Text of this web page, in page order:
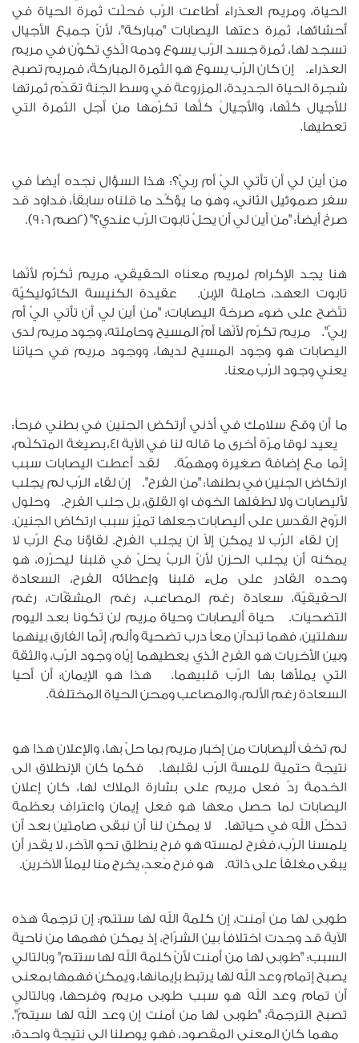
الحياة، ومريم العذراء أطاعت الرّب فحلّت ثمرة الحياة في
أحشائها، ثمرة دعتها اليصابات "مباركة"، لأنّ جميع الأجيال
تسجد لها، ثمرة جسد الرّب يسوع ودمه الّذي تكوّن في مريم
العذراء. إن كان الرّب يسوع هو الثمرة المباركة، فمريم تصبح
شجرة الحياة الجديدة، المزروعة في وسط الجنة تقدّم ثمرتها
للأجيال كلّها، والأجيالُ كلُّها تكرّمها من أجل الثمرة التي
تعطيها.
من أين لي أن تأتي اليّ أم ربيّ؟: هذا السؤال نجده أيضاً في
سفر صموئيل الثاني، وهو ما يؤكّد ما قلناه سابقاً، فداود قد
صرخ أيضاً: "من أين لي أن يحلّ تابوت الرّب عندي؟" (2صم 6: 9).
هنا يجد الإكرام لمريم معناه الحقيقي، مريم تُكرّم لأنّها
تابوت العهد، حاملة الإبن. عقيدة الكنيسة الكاثوليكيّة
تتّضح على ضوء صرخة اليصابات: "من أين لي أن تأتي اليّ أم
ربيّ". مريم تكرّم لأنّها أمّ المسيح وحاملته، وجود مريم لدى
اليصابات هو وجود المسيح لديها، ووجود مريم في حياتنا
يعني وجود الرّب معنا.
ما أن وقع سلامك في أذني أرتكض الجنين في بطني فرحاً:
يعيد لوقا مرّة أخرى ما قاله لنا في الآية 41، بصيغة المتكلّم،
إنّما مع إضافة صغيرة ومهمّة. لقد أعطت اليصابات سبب
ارتكاض الجنين في بطنها: "من الفرح". إن لقاء الرّب لم يجلب
لأليصابات ولا لطفلها الخوف او القلق، بل جلب الفرح. وحلول
الرّوح القدس على أليصابات جعلها تميّز سبب ارتكاض الجنين.
إن لقاء الرّب لا يمكن إلاّ ان يجلب الفرح. لقاؤنا مع الرّب لا
يمكنه أن يجلب الحزن لأنّ الربّ يحلّ في قلبنا ليحرّره، هو
وحده القادر على ملء قلبنا وإعطائه الفرح، السعادة
الحقيقيّة، سعادة رغم المصاعب، رغم المشقّات، رغم
التضحيات. حياة أليصابات وحياة مريم لن تكونا بعد اليوم
سهلتين، فهما تبدآن معاً درب تضحية وألم، إنّما الفارق بينهما
وبين الأخريات هو الفرح الّذي يعطيهما إيّاه وجود الرّب، والثقة
التي يملأها بها الرّب قلبيهما. هذا هو الإيمان: أن أحيا
السعادة رغم الألم، والمصاعب ومحن الحياة المختلفة.
لم تخف أليصابات من إخبار مريم بما حلّ بها، والإعلان هذا هو
نتيجة حتمية للمسة الرّب لقلبها. فكما كان الإنطلاق الى
الخدمة ردّ فعل مريم على بشارة الملاك لها، كان إعلان
اليصابات لما حصل معها هو فعل إيمان واعتراف بعظمة
تدخّل الله في حياتها. لا يمكن لنا أن نبقى صامتين بعد أن
يلمسنا الرّب، ففرح لمسته هو فرح ينطلق نحو الآخر، لا يقدر أن
يبقى مغلقاً على ذاته. هو فرح مُعدٍ، يخرج منا ليملأ الآخرين.
طوبى لها من آمنت، إن كلمة الله لها ستتم: إن ترجمة هذه
الآية قد وجدت اختلافاً بين الشرّاح، إذ يمكن فهمها من ناحية
السبب: "طوبى لها من أمنت لأنّ كلمة الله لها ستتم" وبالتالي
يصبح إتمام وعد الله لها يرتبط بإيمانها، ويمكن فهمها بمعنى
أن تمام وعد الله هو سبب طوبى مريم وفرحها، وبالتالي
تصبح الترجمة: "طوبى لها من آمنت إن وعد الله لها سيتمّ".
مهما كان المعنى المقصود، فهو يوصلنا الى نتيجة واحدة: